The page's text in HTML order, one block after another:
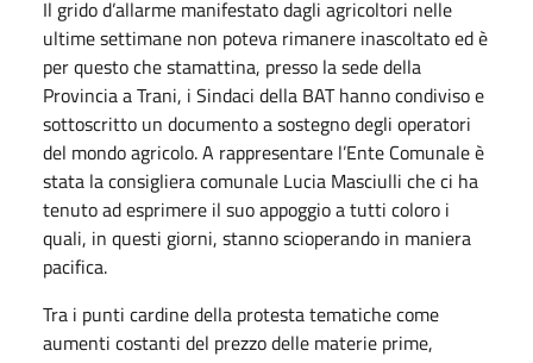
Il grido d’allarme manifestato dagli agricoltori nelle
ultime settimane non poteva rimanere inascoltato ed è
per questo che stamattina, presso la sede della
Provincia a Trani, i Sindaci della BAT hanno condiviso e
sottoscritto un documento a sostegno degli operatori
del mondo agricolo. A rappresentare l’Ente Comunale è
stata la consigliera comunale Lucia Masciulli che ci ha
tenuto ad esprimere il suo appoggio a tutti coloro i
quali, in questi giorni, stanno scioperando in maniera
pacifica.
Tra i punti cardine della protesta tematiche come
aumenti costanti del prezzo delle materie prime,